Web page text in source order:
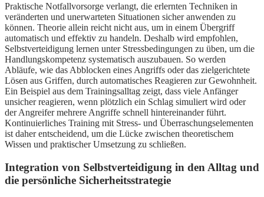
Praktische Notfallvorsorge verlangt, die erlernten Techniken in
veränderten und unerwarteten Situationen sicher anwenden zu
können. Theorie allein reicht nicht aus, um in einem Übergriff
automatisch und effektiv zu handeln. Deshalb wird empfohlen,
Selbstverteidigung lernen unter Stressbedingungen zu üben, um die
Handlungskompetenz systematisch auszubauen. So werden
Abläufe, wie das Abblocken eines Angriffs oder das zielgerichtete
Lösen aus Griffen, durch automatisches Reagieren zur Gewohnheit.
Ein Beispiel aus dem Trainingsalltag zeigt, dass viele Anfänger
unsicher reagieren, wenn plötzlich ein Schlag simuliert wird oder
der Angreifer mehrere Angriffe schnell hintereinander führt.
Kontinuierliches Training mit Stress- und Überraschungselementen
ist daher entscheidend, um die Lücke zwischen theoretischem
Wissen und praktischer Umsetzung zu schließen.
Integration von Selbstverteidigung in den Alltag und
die persönliche Sicherheitsstrategie